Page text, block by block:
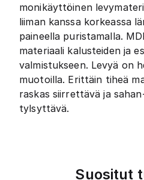
monikäyttöinen
liiman kanssa korkeassa
paineella puristamalla.
materiaali kalusteiden ja
valmistukseen. Levyä on
muotoilla. Erittäin tiheä
raskas siirrettävä ja
tylsyttävä.
Suositut